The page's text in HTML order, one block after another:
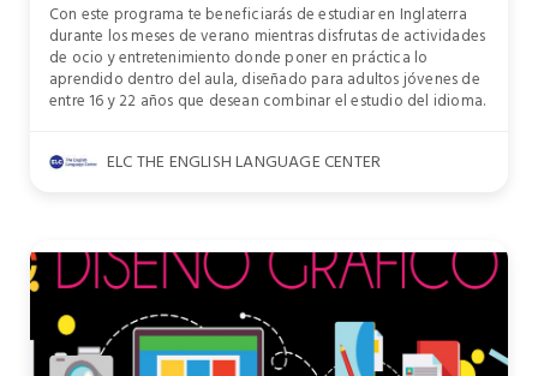
Con este programa te beneficiarás de estudiar en Inglaterra
durante los meses de verano mientras disfrutas de actividades
de ocio y entretenimiento donde poner en práctica lo
aprendido dentro del aula, diseñado para adultos jóvenes de
entre 16 y 22 años que desean combinar el estudio del idioma.
ELC THE ENGLISH LANGUAGE CENTER